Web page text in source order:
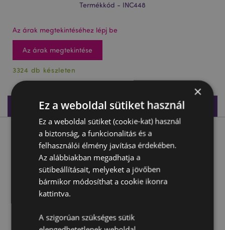
Termékkód - INC448
Az árak megtekintéséhez lépj be
Az árak megtekintése
3324 db készleten
Termékleírás
Termékleírás
01431 Füstölő Kúpok, Satya Sai Baba - Nag Champa Dhoop
Anyaga: Füstölő, Kerámia Tartó
×
Ez a weboldal sütiket használ
Ez a weboldal sütiket (cookie-kat) használ
a biztonság, a funkcionalitás és a
felhasználói élmény javítása érdekében.
Az alábbiakban megadhatja a
sütibeállításait, melyeket a jövőben
bármikor módosíthat a cookie ikonra
kattintva.
A szigorúan szükséges sütik